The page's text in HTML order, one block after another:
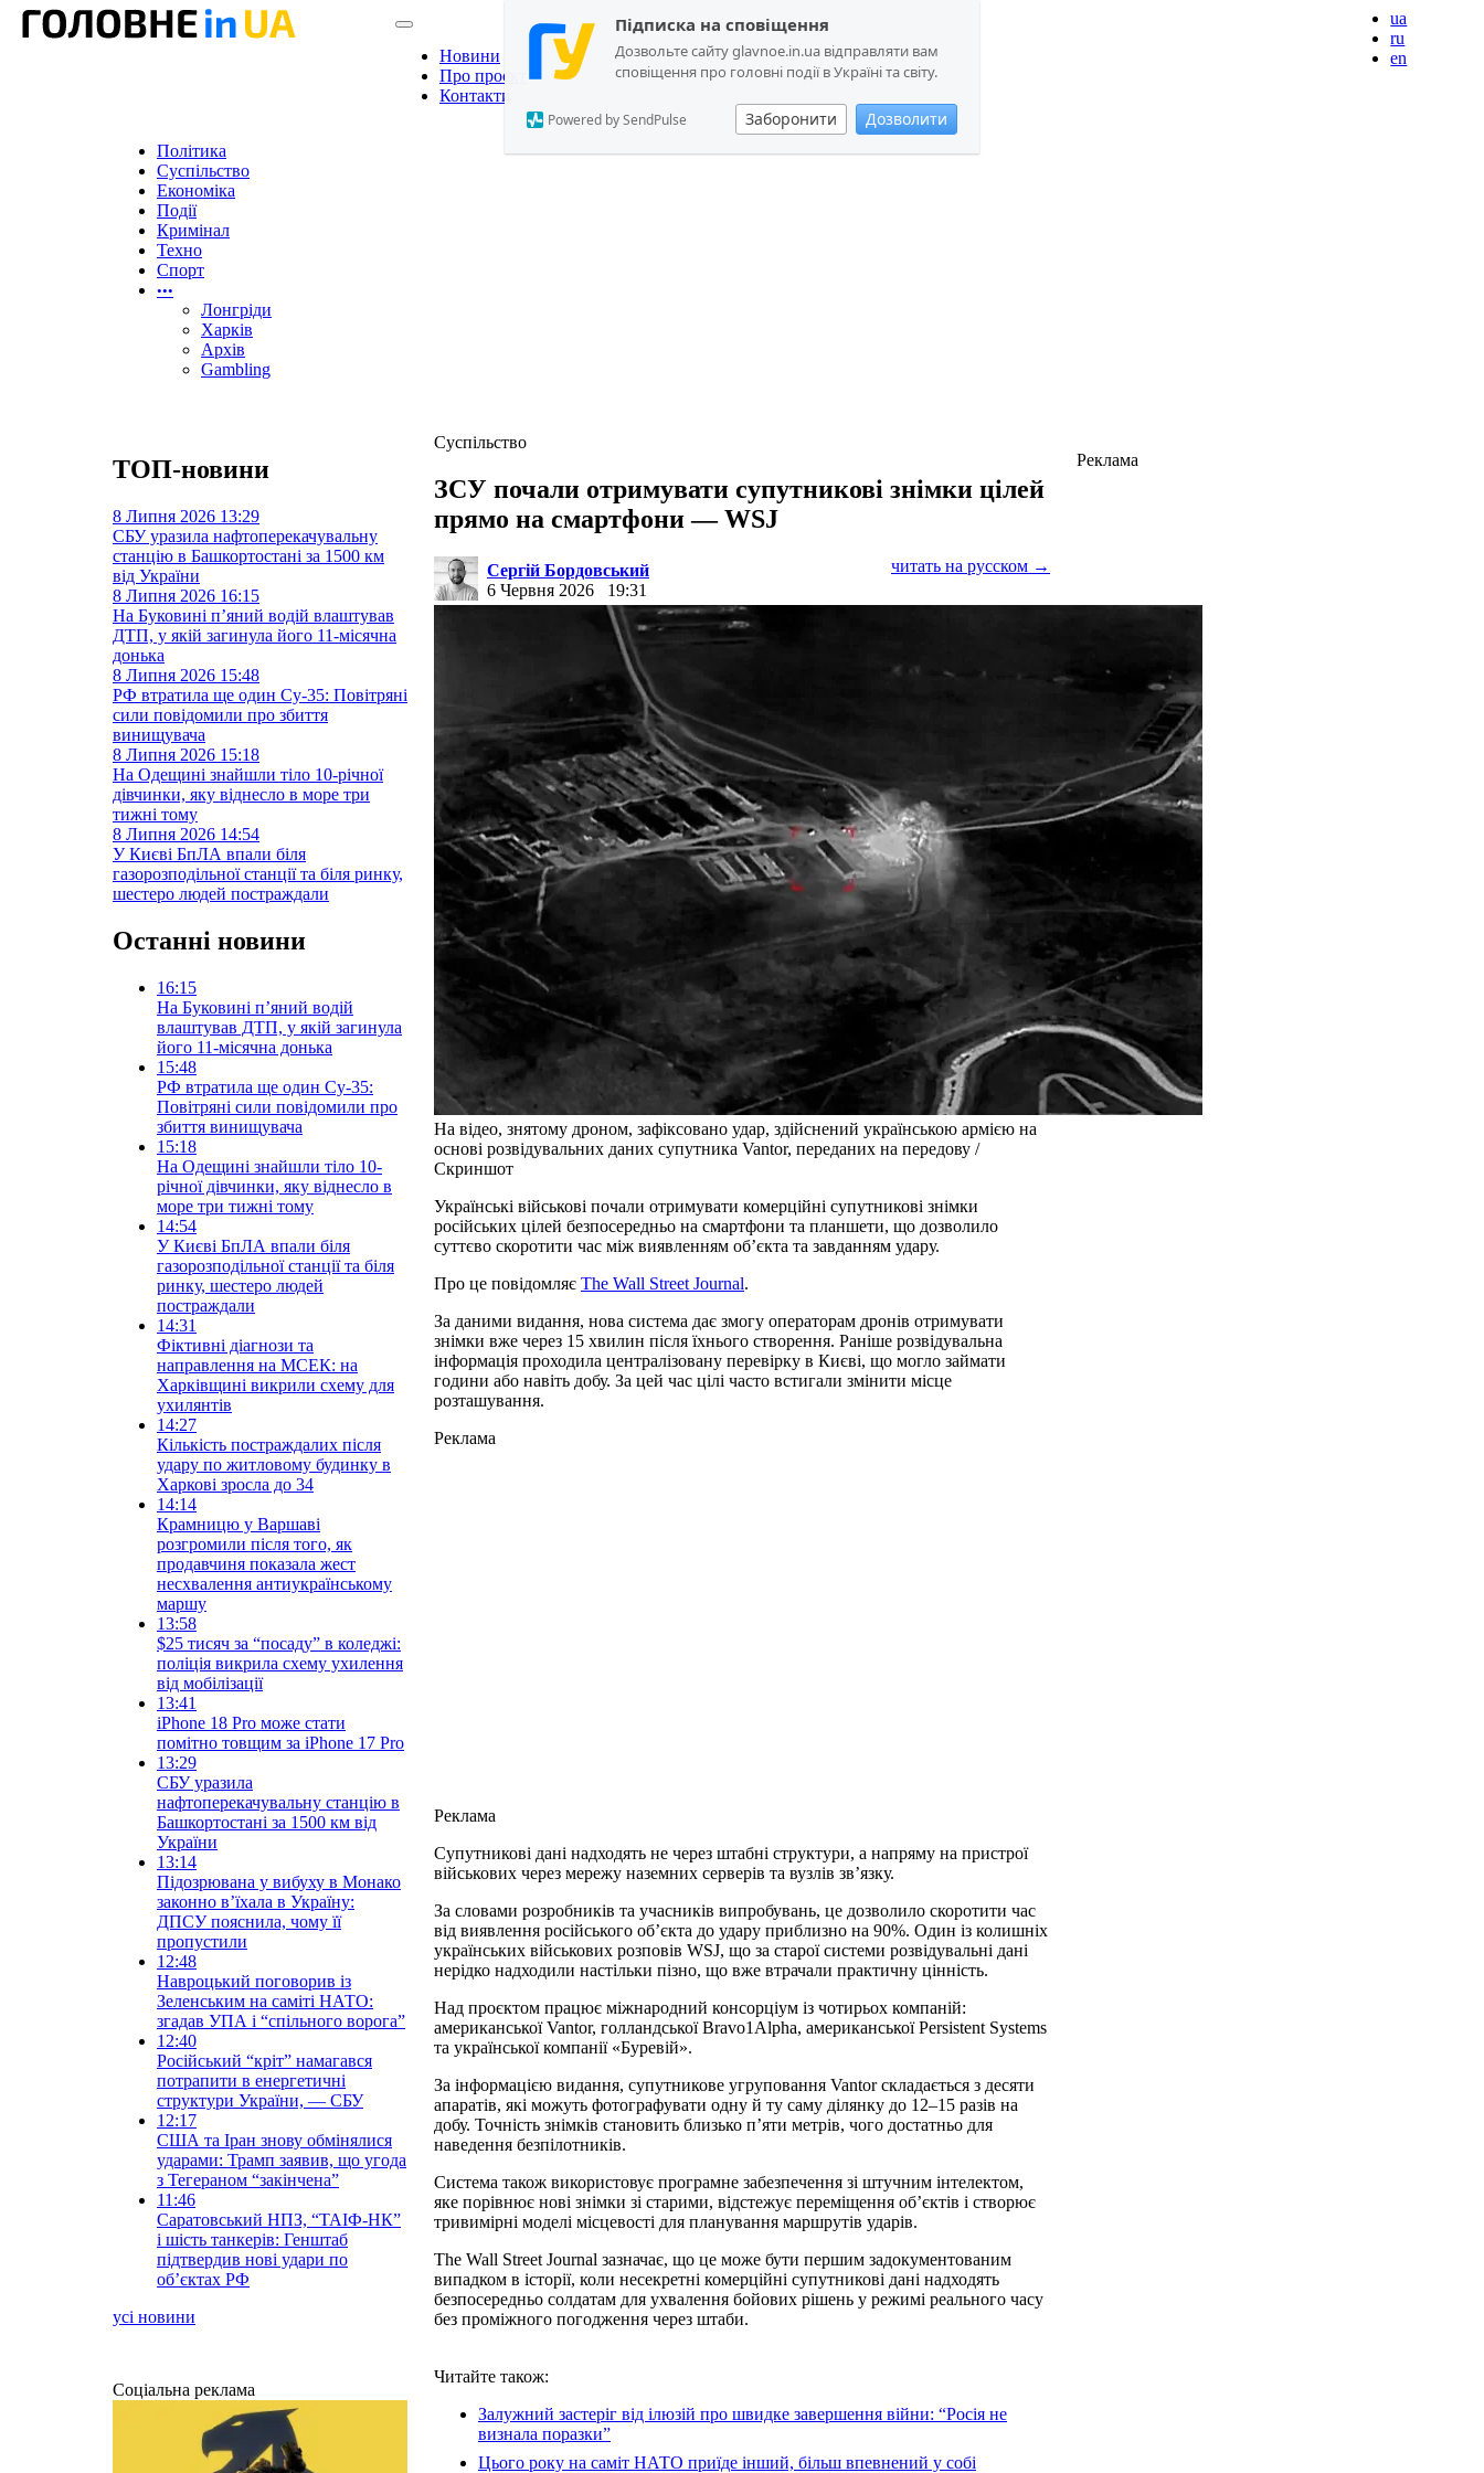
Підписка на сповіщення
Дозвольте сайту glavnoe.in.ua відправляти вам
сповіщення про головні події в Україні та світу.
Заборонити Дозволити
Powered by SendPulse
Новини
Про проєкт
Контакти
ua
ru
en
Політика
Суспільство
Економіка
Події
Кримінал
Техно
Спорт
•••
Лонгріди
Харків
Архів
Gambling
Суспільство
ЗСУ почали отримувати супутникові знімки цілей
прямо на смартфони — WSJ
Сергій Бордовський
6 Червня 2026
19:31
читать на русском →
На відео, знятому дроном, зафіксовано удар, здійснений українською армією на
основі розвідувальних даних супутника Vantor, переданих на передову /
Скриншот
Українські військові почали отримувати комерційні супутникові знімки
російських цілей безпосередньо на смартфони та планшети, що дозволило
суттєво скоротити час між виявленням об’єкта та завданням удару.
Про це повідомляє The Wall Street Journal.
За даними видання, нова система дає змогу операторам дронів отримувати
знімки вже через 15 хвилин після їхнього створення. Раніше розвідувальна
інформація проходила централізовану перевірку в Києві, що могло займати
години або навіть добу. За цей час цілі часто встигали змінити місце
розташування.
Реклама
Реклама
Супутникові дані надходять не через штабні структури, а напряму на пристрої
військових через мережу наземних серверів та вузлів зв’язку.
За словами розробників та учасників випробувань, це дозволило скоротити час
від виявлення російського об’єкта до удару приблизно на 90%. Один із колишніх
українських військових розповів WSJ, що за старої системи розвідувальні дані
нерідко надходили настільки пізно, що вже втрачали практичну цінність.
Над проєктом працює міжнародний консорціум із чотирьох компаній:
американської Vantor, голландської Bravo1Alpha, американської Persistent Systems
та української компанії «Буревій».
За інформацією видання, супутникове угруповання Vantor складається з десяти
апаратів, які можуть фотографувати одну й ту саму ділянку до 12–15 разів на
добу. Точність знімків становить близько п’яти метрів, чого достатньо для
наведення безпілотників.
Система також використовує програмне забезпечення зі штучним інтелектом,
яке порівнює нові знімки зі старими, відстежує переміщення об’єктів і створює
тривимірні моделі місцевості для планування маршрутів ударів.
The Wall Street Journal зазначає, що це може бути першим задокументованим
випадком в історії, коли несекретні комерційні супутникові дані надходять
безпосередньо солдатам для ухвалення бойових рішень у режимі реального часу
без проміжного погодження через штаби.
Читайте також:
Залужний застеріг від ілюзій про швидке завершення війни: “Росія не
визнала поразки”
Цього року на саміт НАТО приїде інший, більш впевнений у собі
Реклама
ТОП-новини
8 Липня 2026 13:29
СБУ уразила нафтоперекачувальну
станцію в Башкортостані за 1500 км
від України
8 Липня 2026 16:15
На Буковині п’яний водій влаштував
ДТП, у якій загинула його 11-місячна
донька
8 Липня 2026 15:48
РФ втратила ще один Су-35: Повітряні
сили повідомили про збиття
винищувача
8 Липня 2026 15:18
На Одещині знайшли тіло 10-річної
дівчинки, яку віднесло в море три
тижні тому
8 Липня 2026 14:54
У Києві БпЛА впали біля
газорозподільної станції та біля ринку,
шестеро людей постраждали
Останні новини
16:15
На Буковині п’яний водій
влаштував ДТП, у якій загинула
його 11-місячна донька
15:48
РФ втратила ще один Су-35:
Повітряні сили повідомили про
збиття винищувача
15:18
На Одещині знайшли тіло 10-
річної дівчинки, яку віднесло в
море три тижні тому
14:54
У Києві БпЛА впали біля
газорозподільної станції та біля
ринку, шестеро людей
постраждали
14:31
Фіктивні діагнози та
направлення на МСЕК: на
Харківщині викрили схему для
ухилянтів
14:27
Кількість постраждалих після
удару по житловому будинку в
Харкові зросла до 34
14:14
Крамницю у Варшаві
розгромили після того, як
продавчиня показала жест
несхвалення антиукраїнському
маршу
13:58
$25 тисяч за “посаду” в коледжі:
поліція викрила схему ухилення
від мобілізації
13:41
iPhone 18 Pro може стати
помітно товщим за iPhone 17 Pro
13:29
СБУ уразила
нафтоперекачувальну станцію в
Башкортостані за 1500 км від
України
13:14
Підозрювана у вибуху в Монако
законно вʼїхала в Україну:
ДПСУ пояснила, чому її
пропустили
12:48
Навроцький поговорив із
Зеленським на саміті НАТО:
згадав УПА і “спільного ворога”
12:40
Російський “кріт” намагався
потрапити в енергетичні
структури України, — СБУ
12:17
США та Іран знову обмінялися
ударами: Трамп заявив, що угода
з Тегераном “закінчена”
11:46
Саратовський НПЗ, “ТАІФ-НК”
і шість танкерів: Генштаб
підтвердив нові удари по
обʼєктах РФ
усі новини
Соціальна реклама